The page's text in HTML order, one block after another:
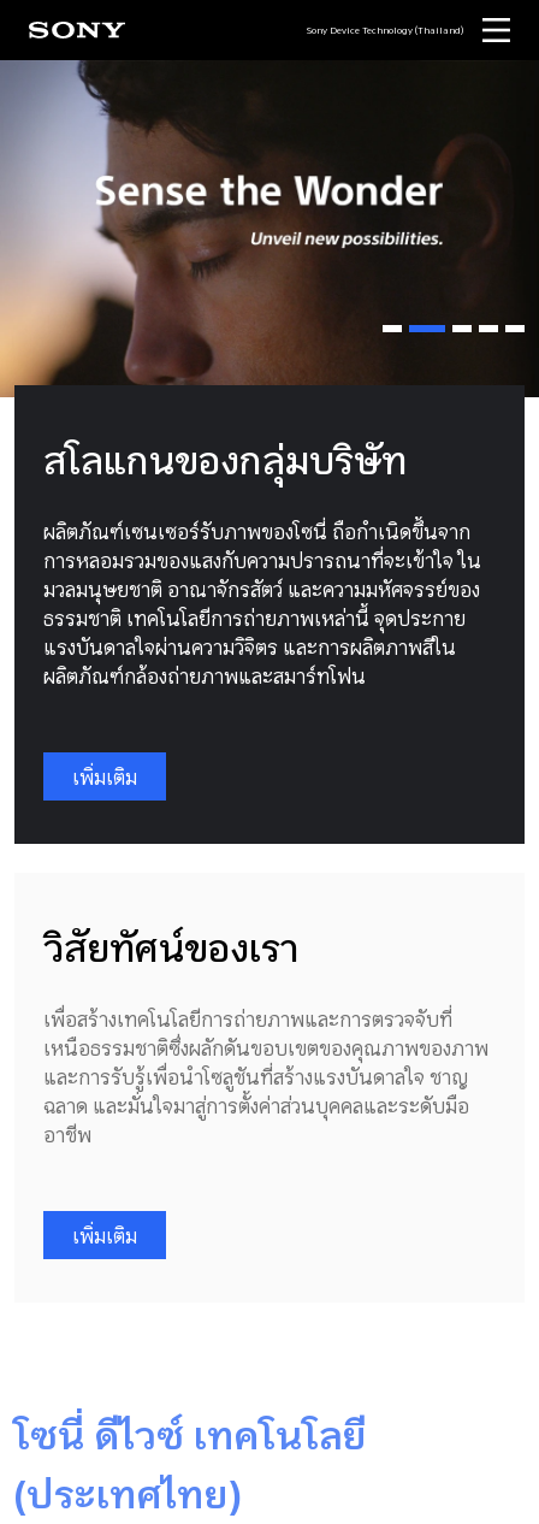
Sony Device Technology (Thailand)
สโลแกนของกลุ่มบริษัท
ผลิตภัณฑ์เซนเซอร์รับภาพของโซนี่ ถือกำเนิดขึ้นจาก
การหลอมรวมของแสงกับความปรารถนาที่จะเข้าใจ ใน
มวลมนุษยชาติ อาณาจักรสัตว์ และความมหัศจรรย์ของ
ธรรมชาติ เทคโนโลยีการถ่ายภาพเหล่านี้ จุดประกาย
แรงบันดาลใจผ่านความวิจิตร และการผลิตภาพสีใน
ผลิตภัณฑ์กล้องถ่ายภาพและสมาร์ทโฟน
เพิ่มเติม
วิสัยทัศน์ของเรา
เพื่อสร้างเทคโนโลยีการถ่ายภาพและการตรวจจับที่
เหนือธรรมชาติซึ่งผลักดันขอบเขตของคุณภาพของภาพ
และการรับรู้เพื่อนำโซลูชันที่สร้างแรงบันดาลใจ ชาญ
ฉลาด และมั่นใจมาสู่การตั้งค่าส่วนบุคคลและระดับมือ
อาชีพ
เพิ่มเติม
โซนี่ ดีไวซ์ เทคโนโลยี
(ประเทศไทย)